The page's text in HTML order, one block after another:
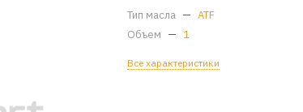
Тип масла — ATF
Объем — 1
Все характеристики